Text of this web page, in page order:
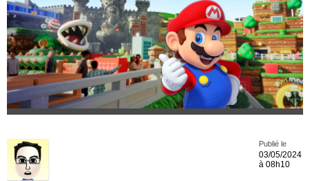
Publié le
03/05/2024
à 08h10